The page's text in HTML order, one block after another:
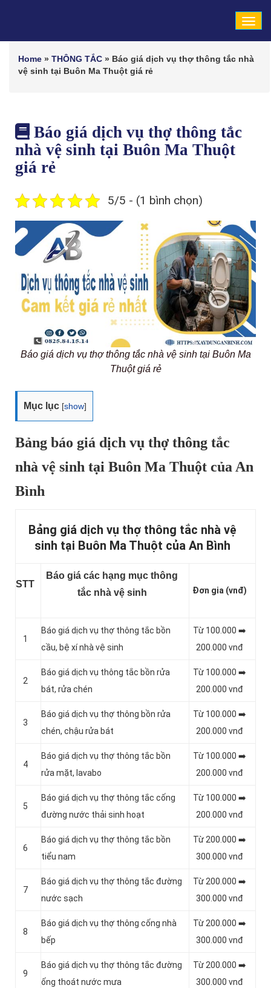
Home » THÔNG TẮC » Báo giá dịch vụ thợ thông tắc nhà
vệ sinh tại Buôn Ma Thuột giá rẻ
Báo giá dịch vụ thợ thông tắc
nhà vệ sinh tại Buôn Ma Thuột
giá rẻ
5/5 - (1 bình chọn)
Báo giá dịch vụ thợ thông tắc nhà vệ sinh tại Buôn Ma
Thuột giá rẻ
Mục lục [show]
Bảng báo giá dịch vụ thợ thông tắc
nhà vệ sinh tại Buôn Ma Thuột của An
Bình
Bảng giá dịch vụ thợ thông tắc nhà vệ
sinh tại Buôn Ma Thuột của An Bình
STT
Báo giá các hạng mục thông
tắc nhà vệ sinh
Đơn gia (vnđ)
1
Báo giá dịch vụ thợ thông tắc bồn
cầu, bệ xí nhà vệ sinh
Từ 100.000 ➡️
200.000 vnđ
2
Báo giá dịch vụ thông tắc bồn rửa
bát, rửa chén
Từ 100.000 ➡️
200.000 vnđ
3
Báo giá dịch vụ thợ thông bồn rửa
chén, chậu rửa bát
Từ 100.000 ➡️
200.000 vnđ
4
Báo giá dịch vụ thợ thông tắc bồn
rửa mặt, lavabo
Từ 100.000 ➡️
200.000 vnđ
5
‎Báo giá dịch vụ thợ thông tắc cống
đường nước thải sinh hoạt
Từ 100.000 ➡️
200.000 vnđ
6
Báo giá dịch vụ thợ thông tắc bồn
tiểu nam
Từ 200.000 ➡️
300.000 vnđ
7
Báo giá dịch vụ thợ thông tắc đường
nước sạch
Từ 200.000 ➡️
300.000 vnđ
8
Báo giá dịch vụ thợ thông cống nhà
bếp
Từ 200.000 ➡️
300.000 vnđ
9
Báo giá dịch vụ thợ thông tắc đường
ống thoát nước mưa
Từ 200.000 ➡️
300.000 vnđ